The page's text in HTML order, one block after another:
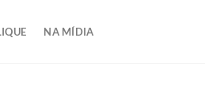
NA MÍDIA